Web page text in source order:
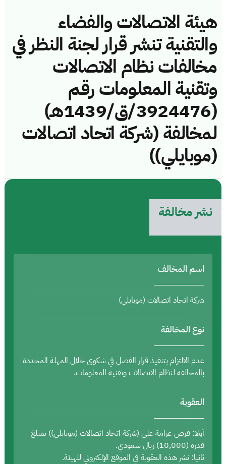
هيئة الاتصالات والفضاء
والتقنية تنشر قرار لجنة النظر في
مخالفات نظام الاتصالات
وتقنية المعلومات رقم
(3924476/ق/1439هـ)
لمخالفة (شركة اتحاد اتصالات
(موبايلي))
نشر مخالفة
اسم المخالف
شركة اتحاد اتصالات (موبايلي)
نوع المخالفة
عدم الالتزام بتنفيذ قرار الفصل في شكوى خلال المهلة المحددة
بالمخالفة لنظام الاتصالات وتقنية المعلومات.
العقوبة
أولا: فرض غرامة على (شركة اتحاد اتصالات (موبايلي)) بمبلغ
قدره (10,000) ريال سعودي.
ثانيا: نشر هذه العقوبة في الموقع الإلكتروني للهيئة.